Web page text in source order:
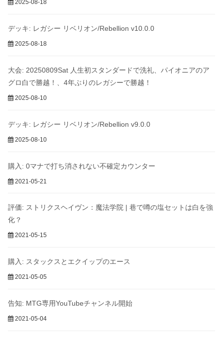
2025-08-18
デッキ: レガシー リベリオン/Rebellion v10.0.0
2025-08-18
大会: 20250809Sat 人生初スタンダードで洗礼、パイオニアのア
グロ白で勝越！、4年ぶりのレガシーで勝越！
2025-08-10
デッキ: レガシー リベリオン/Rebellion v9.0.0
2025-08-10
購入: 0マナで打ち消されない不確定カウンター
2021-05-21
評価: ストリクスヘイヴン：魔法学院 | 巷で噂の塩セットは白を強
化？
2021-05-15
購入: スタックスとエクイップのエース
2021-05-05
告知: MTG専用YouTubeチャンネル開始
2021-05-04